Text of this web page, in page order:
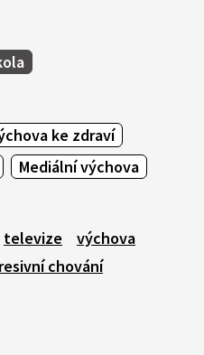
ke zdraví
Mediální výchova
televize
výchova
chování